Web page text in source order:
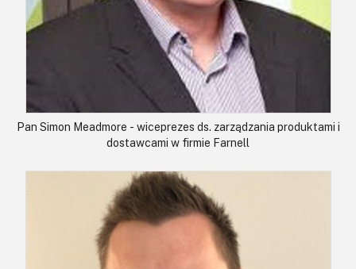
Pan Simon Meadmore - wiceprezes ds. zarządzania produktami i
dostawcami w firmie Farnell